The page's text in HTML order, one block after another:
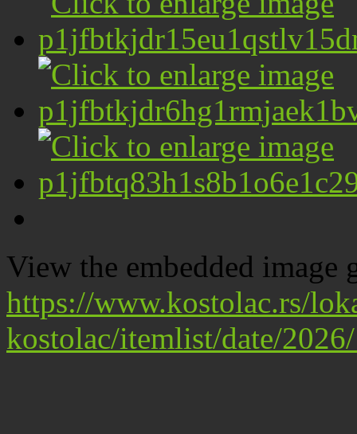
View the embedded image
https://www.kostolac.rs/
kostolac/itemlist/date/